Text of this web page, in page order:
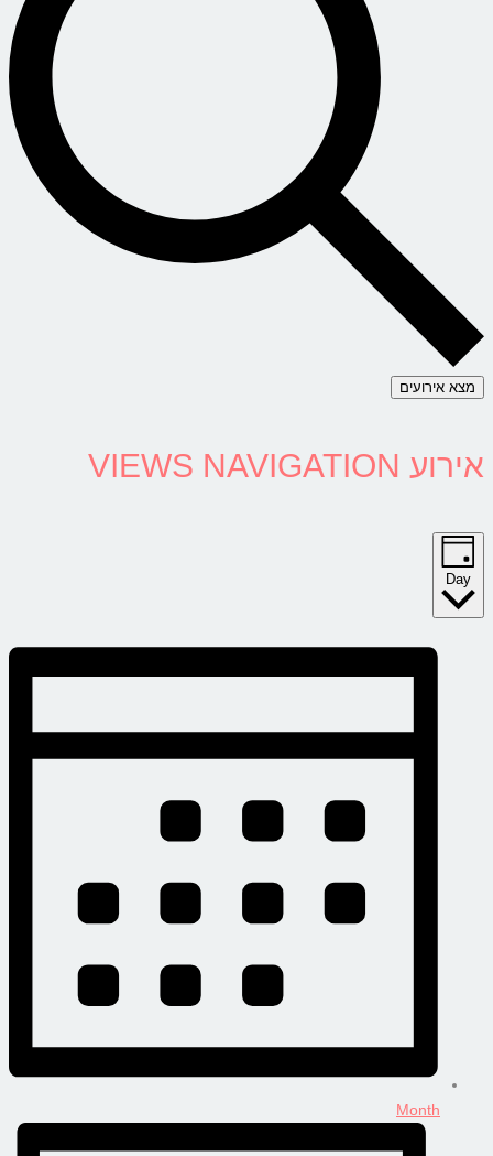
מצא אירועים
אירוע VIEWS NAVIGATION
Day
Month